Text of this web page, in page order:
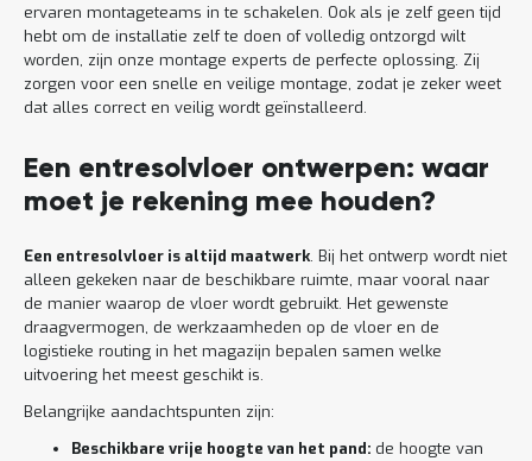
ervaren montageteams in te schakelen. Ook als je zelf geen tijd
hebt om de installatie zelf te doen of volledig ontzorgd wilt
worden, zijn onze montage experts de perfecte oplossing. Zij
zorgen voor een snelle en veilige montage, zodat je zeker weet
dat alles correct en veilig wordt geïnstalleerd.
Een entresolvloer ontwerpen: waar
moet je rekening mee houden?
Een entresolvloer is altijd maatwerk. Bij het ontwerp wordt niet
alleen gekeken naar de beschikbare ruimte, maar vooral naar
de manier waarop de vloer wordt gebruikt. Het gewenste
draagvermogen, de werkzaamheden op de vloer en de
logistieke routing in het magazijn bepalen samen welke
uitvoering het meest geschikt is.
Belangrijke aandachtspunten zijn:
Beschikbare vrije hoogte van het pand: de hoogte van